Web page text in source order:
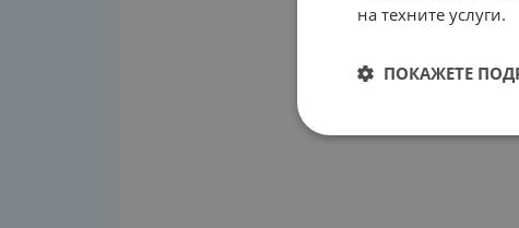
на техните услуги.
ПОКАЖЕТЕ